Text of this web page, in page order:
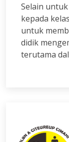
Selain
kepada
untuk
didik
terutama